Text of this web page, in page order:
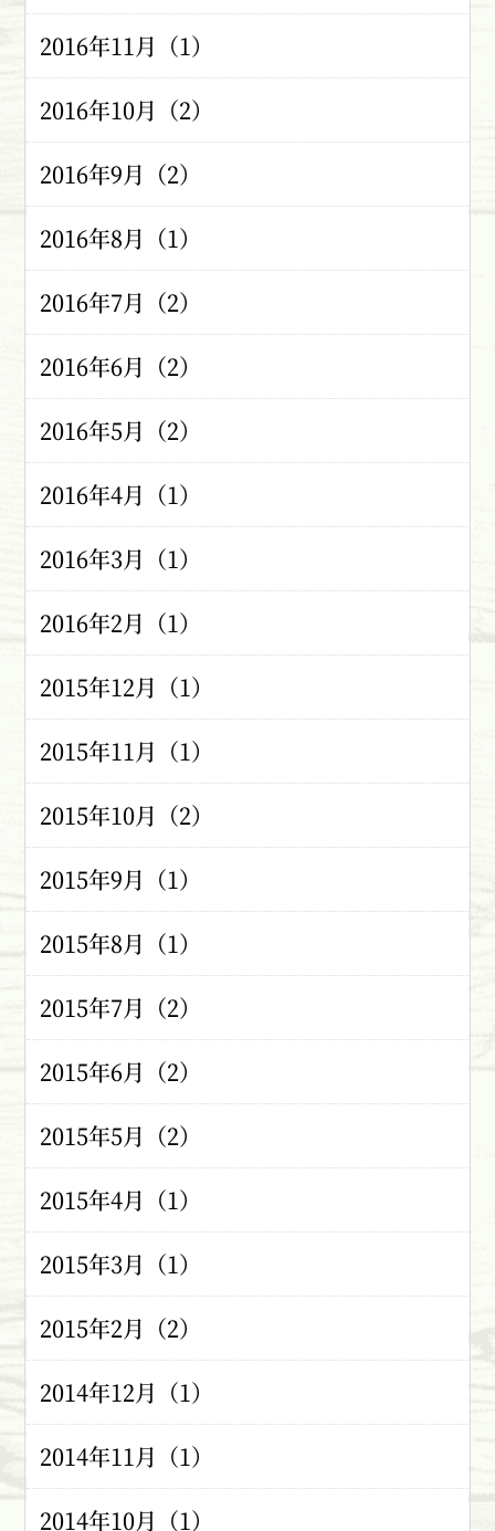
2016年11月（1）
2016年10月（2）
2016年9月（2）
2016年8月（1）
2016年7月（2）
2016年6月（2）
2016年5月（2）
2016年4月（1）
2016年3月（1）
2016年2月（1）
2015年12月（1）
2015年11月（1）
2015年10月（2）
2015年9月（1）
2015年8月（1）
2015年7月（2）
2015年6月（2）
2015年5月（2）
2015年4月（1）
2015年3月（1）
2015年2月（2）
2014年12月（1）
2014年11月（1）
2014年10月（1）